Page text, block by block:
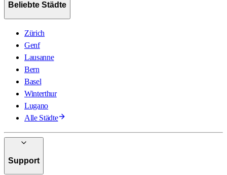
Beliebte Städte
Zürich
Genf
Lausanne
Bern
Basel
Winterthur
Lugano
Alle Städte
Support